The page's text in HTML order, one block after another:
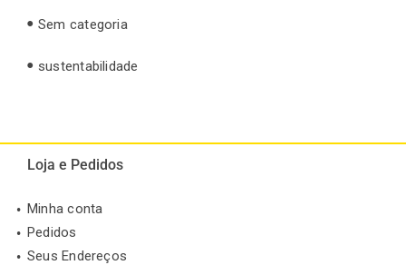
Sem categoria
sustentabilidade
Loja e Pedidos
Minha conta
Pedidos
Seus Endereços